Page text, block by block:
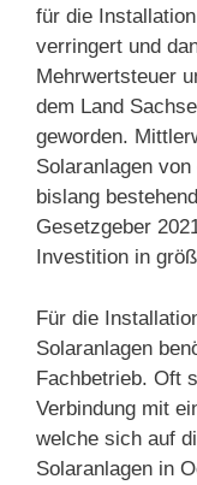
für die
verringert und
Mehrwertsteuer
dem Land
geworden.
Solaranlagen
bislang
Gesetzgeber
Investition in
Für die
Solaranlagen
Fachbetrieb. Oft
Verbindung mit
welche sich auf
Solaranlagen in